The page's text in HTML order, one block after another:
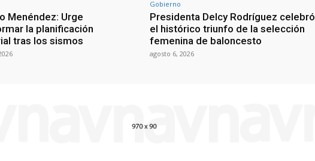
Menéndez: Urge
la planificación
tras los sismos
Gobierno
Presidenta Delcy Rodríguez celebró
el histórico triunfo de la selección
femenina de baloncesto
agosto 6, 2026